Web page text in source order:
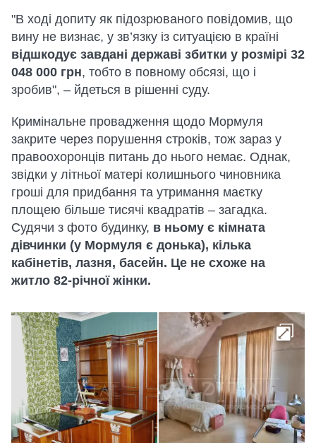
"В ході допиту як підозрюваного повідомив, що
вину не визнає, у зв’язку із ситуацією в країні
відшкодує завдані державі збитки у розмірі 32
048 000 грн, тобто в повному обсязі, що і
зробив", – йдеться в рішенні суду.
Кримінальне провадження щодо Мормуля
закрите через порушення строків, тож зараз у
правоохоронців питань до нього немає. Однак,
звідки у літньої матері колишнього чиновника
гроші для придбання та утримання маєтку
площею більше тисячі квадратів – загадка.
Судячи з фото будинку, в ньому є кімната
дівчинки (у Мормуля є донька), кілька
кабінетів, лазня, басейн. Це не схоже на
житло 82-річної жінки.